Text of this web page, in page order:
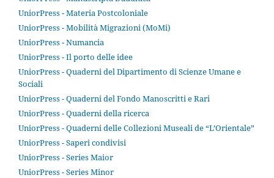
UniorPress - Materia Postcoloniale
UniorPress - Mobilità Migrazioni (MoMi)
UniorPress - Numancia
UniorPress - Il porto delle idee
UniorPress - Quaderni del Dipartimento di Scienze Umane e
Sociali
UniorPress - Quaderni del Fondo Manoscritti e Rari
UniorPress - Quaderni della ricerca
UniorPress - Quaderni delle Collezioni Museali de “L’Orientale”
UniorPress - Saperi condivisi
UniorPress - Series Maior
UniorPress - Series Minor